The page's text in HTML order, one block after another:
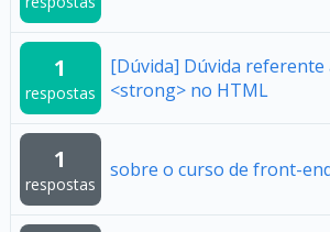
1
respostas
[Dúvida] Dúvida referente
<strong> no HTML
1
respostas
sobre o curso de front-